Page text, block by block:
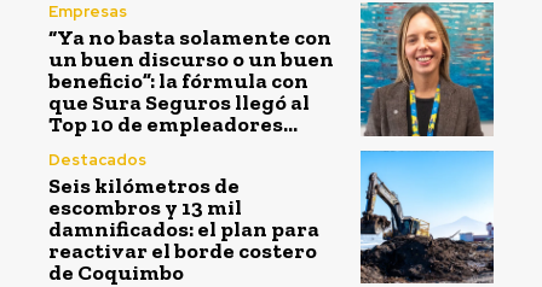
Empresas
“Ya no basta solamente con
un buen discurso o un buen
beneficio”: la fórmula con
que Sura Seguros llegó al
Top 10 de empleadores...
Destacados
Seis kilómetros de
escombros y 13 mil
damnificados: el plan para
reactivar el borde costero
de Coquimbo